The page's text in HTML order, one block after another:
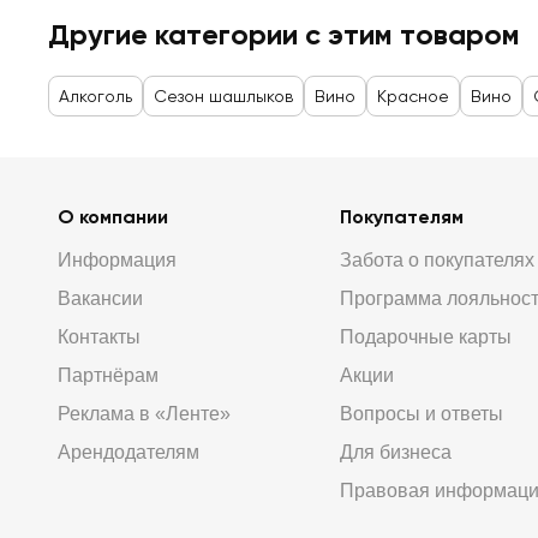
Другие категории с этим товаром
Алкоголь Сезон шашлыков Вино Красное Вино
О компании
Информация
Вакансии
Контакты
Партнёрам
Реклама в «Ленте»
Арендодателям
Покупателям
Забота о покупателях
Программа
Подарочные карты
Акции
Вопросы и ответы
Для бизнеса
Правовая